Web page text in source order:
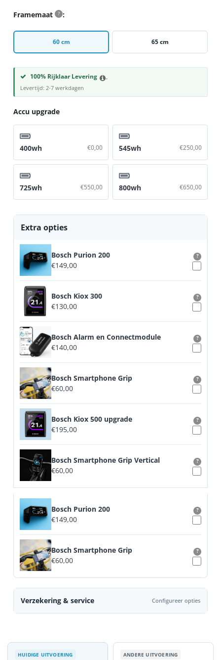
Framemaat ?
60 cm 65 cm
100% Rijklaar Levering -
Levertijd: 2-7 werkdagen
Accu upgrade
400wh €0,00 545wh €250,00
725wh €550,00 800wh €650,00
Extra opties
Bosch Purion 200 ?
€149,00
Bosch Kiox 300 ?
€130,00
Bosch Alarm en Connectmodule ?
€140,00
Bosch Smartphone Grip ?
€60,00
Bosch Kiox 500 upgrade ?
€195,00
Bosch Smartphone Grip Vertical ?
€60,00
Bosch Purion 200 ?
€149,00
Bosch Smartphone Grip ?
€60,00
Verzekering & service Configureer opties